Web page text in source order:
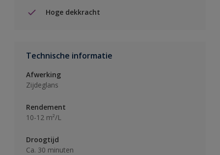
Hoge dekkracht
Technische informatie
Afwerking
Zijdeglans
Rendement
10-12 m²/L
Droogtijd
Ca. 30 minuten